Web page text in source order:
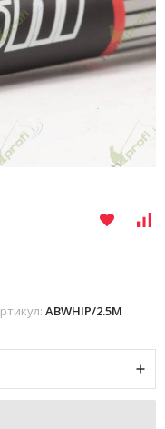
ABWHIP/2.5M